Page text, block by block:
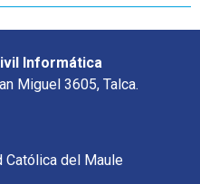
Informática
Miguel 3605, Talca.
del Maule